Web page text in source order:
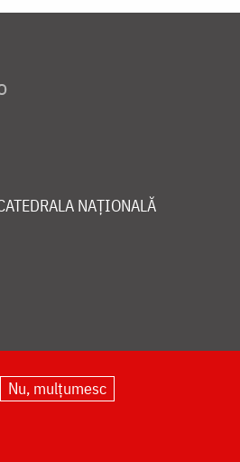
NAȚIONALĂ
Nu, mulțumesc